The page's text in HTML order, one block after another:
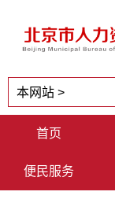
首页
便民服务